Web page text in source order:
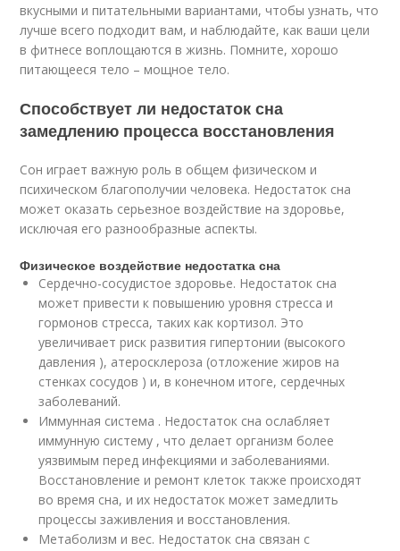
вкусными и питательными вариантами, чтобы узнать, что
лучше всего подходит вам, и наблюдайте, как ваши цели
в фитнесе воплощаются в жизнь. Помните, хорошо
питающееся тело – мощное тело.
Способствует ли недостаток сна
замедлению процесса восстановления
Сон играет важную роль в общем физическом и
психическом благополучии человека. Недостаток сна
может оказать серьезное воздействие на здоровье,
исключая его разнообразные аспекты.
Физическое воздействие недостатка сна
Сердечно-сосудистое здоровье. Недостаток сна
может привести к повышению уровня стресса и
гормонов стресса, таких как кортизол. Это
увеличивает риск развития гипертонии (высокого
давления ), атеросклероза (отложение жиров на
стенках сосудов ) и, в конечном итоге, сердечных
заболеваний.
Иммунная система . Недостаток сна ослабляет
иммунную систему , что делает организм более
уязвимым перед инфекциями и заболеваниями.
Восстановление и ремонт клеток также происходят
во время сна, и их недостаток может замедлить
процессы заживления и восстановления.
Метаболизм и вес. Недостаток сна связан с